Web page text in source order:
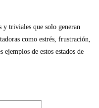
y triviales que solo generan
como estrés, frustración,
ejemplos de estos estados de